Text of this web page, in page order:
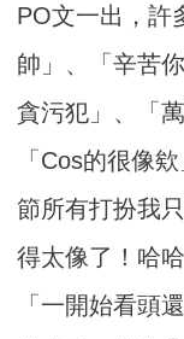
PO文一出，許
帥」、「辛苦
貪污犯」、「
「Cos的很像
節所有打扮我
得太像了！哈
「一開始看頭